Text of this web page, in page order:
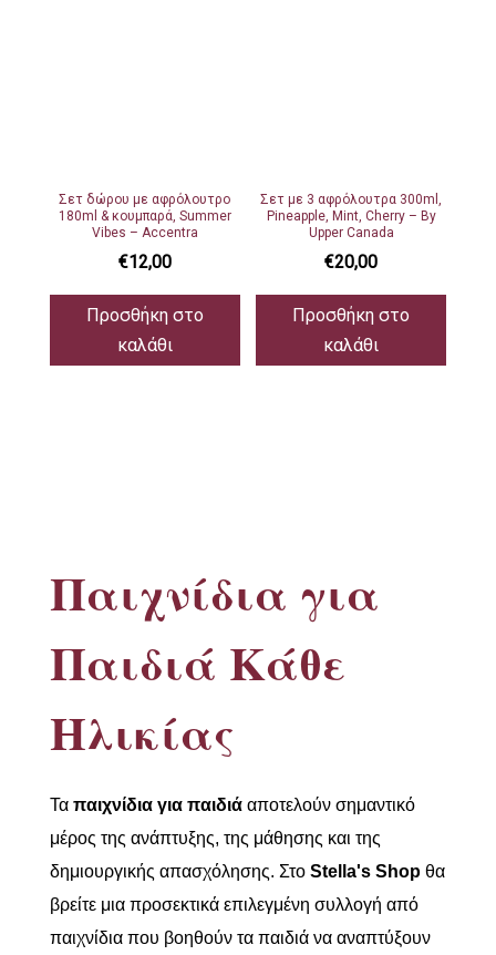
Σετ δώρου με αφρόλουτρο
180ml & κουμπαρά, Summer
Vibes – Accentra
€12,00
Προσθήκη στο
καλάθι
Σετ με 3 αφρόλουτρα 300ml,
Pineapple, Mint, Cherry – By
Upper Canada
€20,00
Προσθήκη στο
καλάθι
Παιχνίδια για
Παιδιά Κάθε
Ηλικίας
Τα παιχνίδια για παιδιάαποτελούν σημαντικό
μέρος της ανάπτυξης, της μάθησης και της
δημιουργικής απασχόλησης. Στο Stella's Shopθα
βρείτε μια προσεκτικά επιλεγμένη συλλογή από
παιχνίδια που βοηθούν τα παιδιά να αναπτύξουν